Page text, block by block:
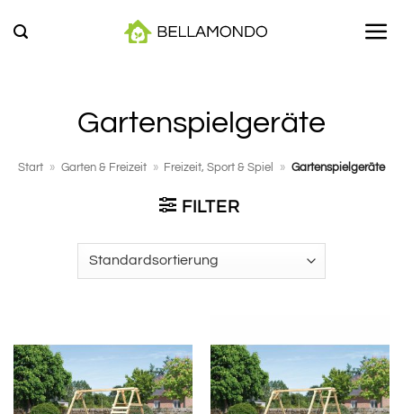
Inhalt
Gartenspielgeräte
Start » Garten & Freizeit » Freizeit, Sport & Spiel » Gartenspielgeräte
FILTER